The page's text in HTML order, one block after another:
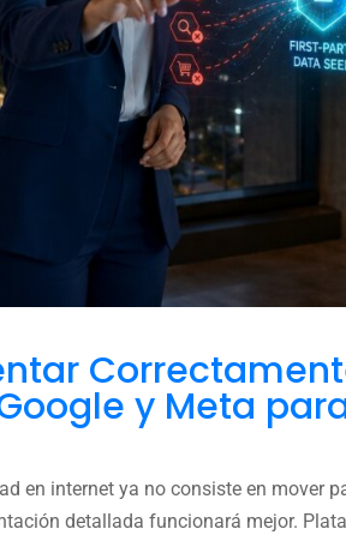
y Meta
en internet ya no consiste en mover
detallada funcionará mejor.